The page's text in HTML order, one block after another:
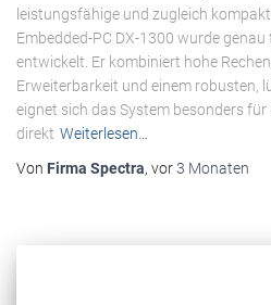
leistungsfähige und zugleich
Embedded-PC DX-1300 wurde
entwickelt. Er kombiniert hohe
Erweiterbarkeit und einem robusten,
eignet sich das System besonders
direkt Weiterlesen…
Von Firma Spectra, vor3 Monaten